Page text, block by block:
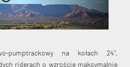
pumptrackowy na kołach 24”,
riderach o wzroście maksymalnie